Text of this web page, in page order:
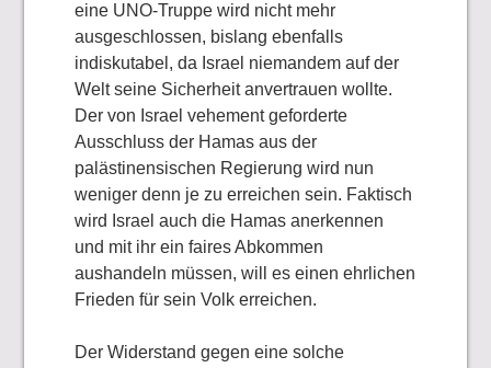
eine UNO-Truppe wird nicht mehr
ausgeschlossen, bislang ebenfalls
indiskutabel, da Israel niemandem auf der
Welt seine Sicherheit anvertrauen wollte.
Der von Israel vehement geforderte
Ausschluss der Hamas aus der
palästinensischen Regierung wird nun
weniger denn je zu erreichen sein. Faktisch
wird Israel auch die Hamas anerkennen
und mit ihr ein faires Abkommen
aushandeln müssen, will es einen ehrlichen
Frieden für sein Volk erreichen.
Der Widerstand gegen eine solche